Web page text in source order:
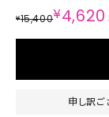
¥15,400¥4,620
申し訳ご